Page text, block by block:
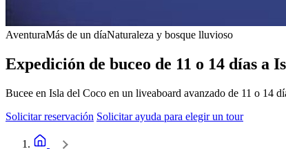
AventuraMás de un díaNaturaleza y bosque lluvioso
Expedición de buceo de 11 o 14 días a
Bucee en Isla del Coco en un liveaboard avanzado de 11 o 14
Solicitar reservación Solicitar ayuda para elegir un tour
Inicio de Adventure Inn